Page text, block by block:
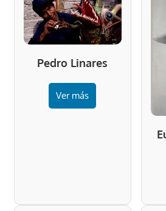
Pedro Linares
Ver más